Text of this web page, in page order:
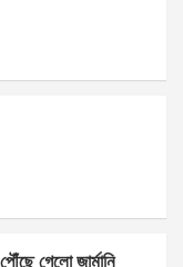
গেলো জার্মানি